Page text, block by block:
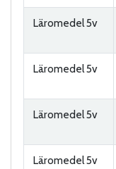
Läromedel 5v
Läromedel 5v
Läromedel 5v
Läromedel 5v